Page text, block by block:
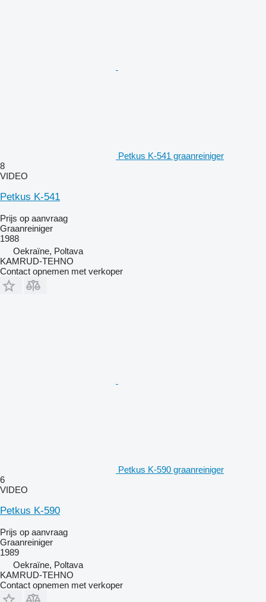
Petkus K-541 graanreiniger
8
VIDEO
Petkus K-541
Prijs op aanvraag
Graanreiniger
1988
Oekraïne, Poltava
KAMRUD-TEHNO
Contact opnemen met verkoper
Petkus K-590 graanreiniger
6
VIDEO
Petkus K-590
Prijs op aanvraag
Graanreiniger
1989
Oekraïne, Poltava
KAMRUD-TEHNO
Contact opnemen met verkoper